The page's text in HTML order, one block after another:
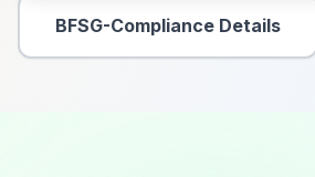
BFSG-Compliance Details
Sekundäre Aktion